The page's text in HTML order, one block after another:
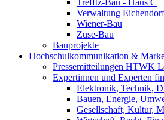
Trefftz-Bau - Haus C
Verwaltung
Wiener-Bau
Zuse-Bau
Bauprojekte
Hochschulkommunikation &
Pressemitteilungen HTWK
Expertinnen und Experten
Elektronik, Technik,
Bauen, Energie,
Gesellschaft, Kultur,